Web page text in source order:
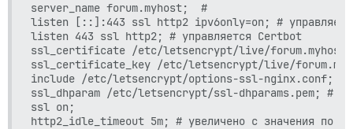
server_name forum.myhost;  #
listen [::]:443 ssl http2 ipv6only=on; #
listen 443 ssl http2; # управляется Certbot
ssl_certificate /etc/letsencrypt/live/forum.myhost/
ssl_certificate_key /etc/letsencrypt/live/
include /etc/letsencrypt/options-ssl-nginx.conf; #
ssl_dhparam /etc/letsencrypt/ssl-dhparams.pem; #
ssl on;
http2_idle_timeout 5m; # увеличено с значения по